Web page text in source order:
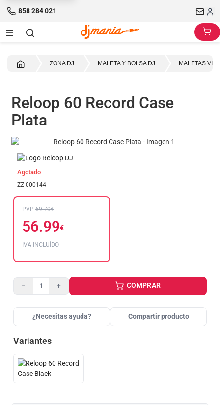
858 284 021
ZONA DJ MALETA Y BOLSA DJ MALETAS
Reloop 60 Record Case
Plata
Agotado
ZZ-000144
PVP 69.70€
56.99€
IVA INCLUÍDO
− + COMPRAR
¿Necesitas ayuda? Compartir producto
Variantes